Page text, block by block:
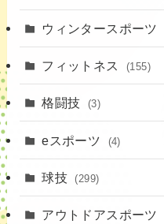
(2)
(4)
ウィンタースポーツ
(6)
フィットネス (155)
(16)
格闘技 (3)
(3)
eスポーツ (4)
球技 (299)
アウトドアスポーツ